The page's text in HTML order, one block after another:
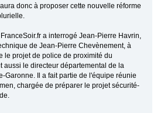
donc à proposer cette nouvelle réforme
a interrogé Jean-Pierre Havrin,
de Jean-Pierre Chevènement, à
le projet de police de proximité du
aussi le directeur départemental de la
Garonne. Il a fait partie de l'équipe réunie
chargée de préparer le projet sécurité-